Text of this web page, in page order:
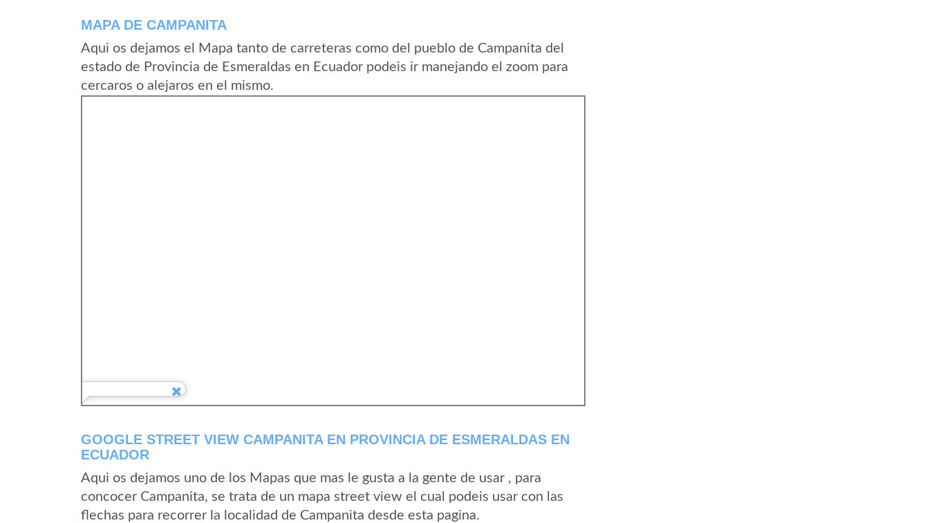
MAPA DE CAMPANITA
Aqui os dejamos el Mapa tanto de carreteras como del pueblo de Campanita del
estado de Provincia de Esmeraldas en Ecuador podeis ir manejando el zoom para
cercaros o alejaros en el mismo.
GOOGLE STREET VIEW CAMPANITA EN PROVINCIA DE ESMERALDAS EN
ECUADOR
Aqui os dejamos uno de los Mapas que mas le gusta a la gente de usar , para
concocer Campanita, se trata de un mapa street view el cual podeis usar con las
flechas para recorrer la localidad de Campanita desde esta pagina.